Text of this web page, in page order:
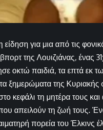
για μια από τις
της Λουιζιάνας, ένας
οκτώ παιδιά, τα επτά εκ
ξημερώματα της Κυριακής
κεφάλι τη μητέρα τους και
απειλούν τη ζωή τους.
πορεία του Έλκινς